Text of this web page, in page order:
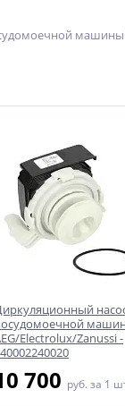
машины
Electrolux/Zanussi -
700 руб. за 1